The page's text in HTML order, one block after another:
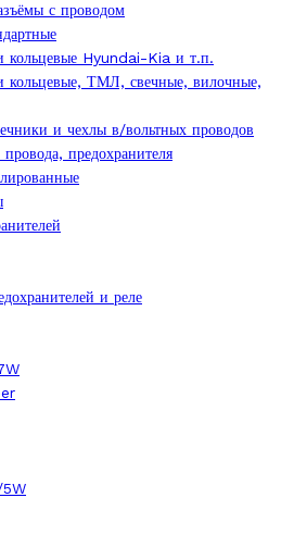
с проводом
кольцевые Hyundai-Kia и т.п.
кольцевые, ТМЛ, свечные, вилочные,
и чехлы в/вольтных проводов
предохранителя
и реле
5W